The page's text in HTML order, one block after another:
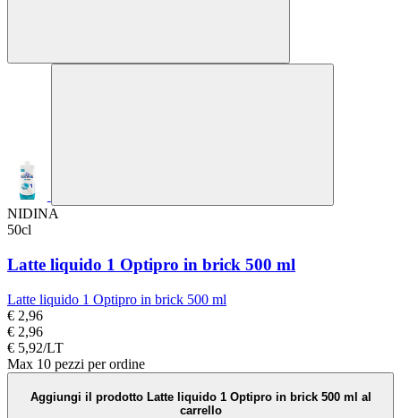
NIDINA
50cl
Latte liquido 1 Optipro in brick 500 ml
Latte liquido 1 Optipro in brick 500 ml
€ 2,96
€ 2,96
€ 5,92/LT
Max 10 pezzi per ordine
Aggiungi il prodotto Latte liquido 1 Optipro in brick 500 ml al
carrello